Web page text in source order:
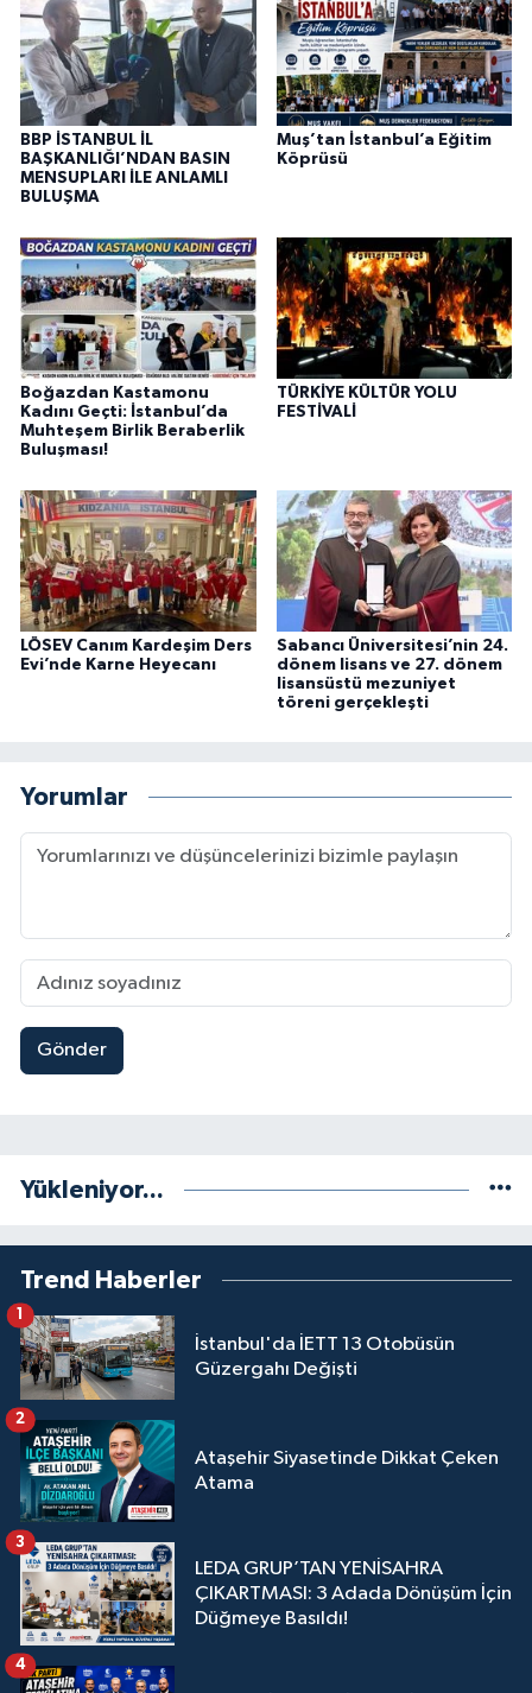
BBP İSTANBUL İL
BAŞKANLIĞI’NDAN BASIN
MENSUPLARI İLE ANLAMLI
BULUŞMA
Muş’tan İstanbul’a Eğitim
Köprüsü
Boğazdan Kastamonu
Kadını Geçti: İstanbul’da
Muhteşem Birlik Beraberlik
Buluşması!
TÜRKİYE KÜLTÜR YOLU
FESTİVALİ
LÖSEV Canım Kardeşim Ders
Evi’nde Karne Heyecanı
Sabancı Üniversitesi’nin 24.
dönem lisans ve 27. dönem
lisansüstü mezuniyet
töreni gerçekleşti
Yorumlar
Gönder
Yükleniyor...
Trend Haberler
İstanbul'da İETT 13 Otobüsün
Güzergahı Değişti
1
Ataşehir Siyasetinde Dikkat Çeken
Atama
2
LEDA GRUP’TAN YENİSAHRA
ÇIKARTMASI: 3 Adada Dönüşüm İçin
Düğmeye Basıldı!
3
4